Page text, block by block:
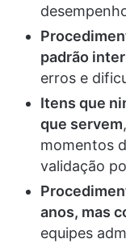
padrão
erros e
Itens que
que servem
momentos
validação
anos, mas
equipes